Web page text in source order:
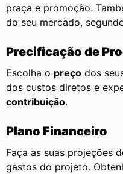
praça e promoção.
do seu mercado,
Precificação de
Escolha o preço dos
dos custos diretos e
contribuição.
Plano Financeiro
Faça as suas projeções
gastos do projeto.